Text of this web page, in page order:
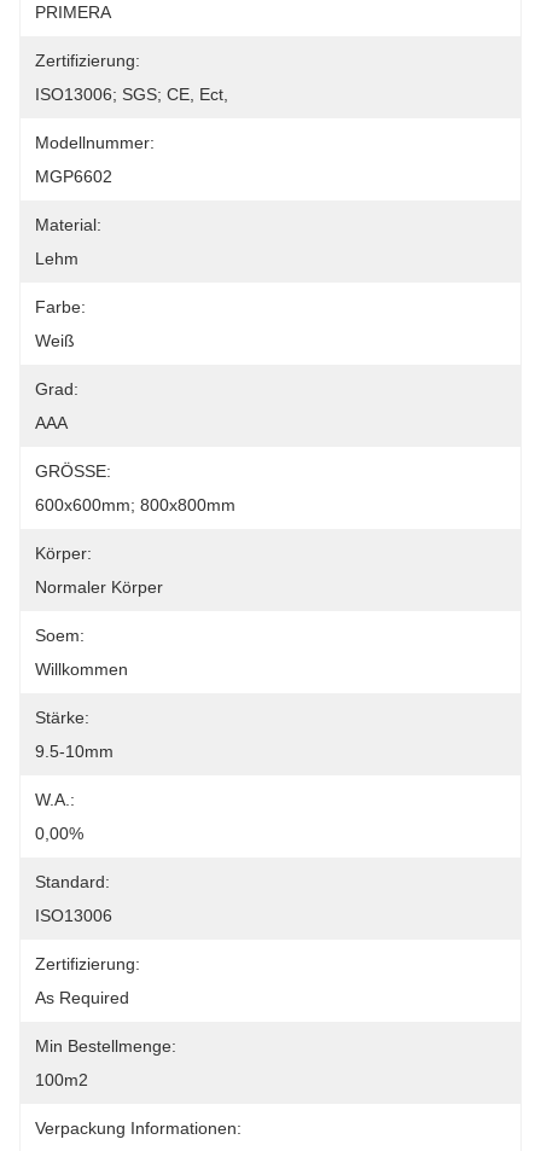
PRIMERA
Zertifizierung:
ISO13006; SGS; CE, Ect,
Modellnummer:
MGP6602
Material:
Lehm
Farbe:
Weiß
Grad:
AAA
GRÖSSE:
600x600mm; 800x800mm
Körper:
Normaler Körper
Soem:
Willkommen
Stärke:
9.5-10mm
W.A.:
0,00%
Standard:
ISO13006
Zertifizierung:
As Required
Min Bestellmenge:
100m2
Verpackung Informationen: